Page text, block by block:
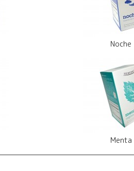
Noche
Menta